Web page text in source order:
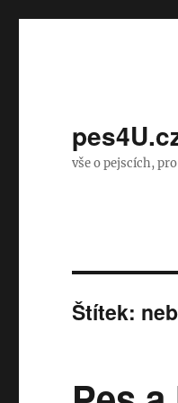
vše o pejscích,
Štítek: